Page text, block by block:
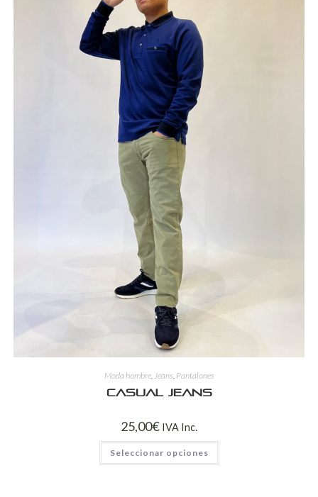
Moda hombre,Jeans, Pantalones
Casual jeans
25,00€ IVA Inc.
Seleccionar opciones